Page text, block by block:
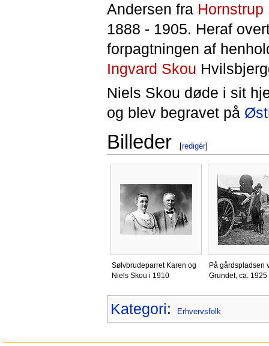
Andersen fra Hornstrup
1888 - 1905. Heraf
forpagtningen af
Ingvard Skou
Niels Skou døde i sit
og blev begravet på
Billeder [redigér]
Sølvbrudeparret Karen og
Niels Skou i 1910
På gårdspladsen
Grundet, ca. 1925
Kategori: Erhvervsfolk